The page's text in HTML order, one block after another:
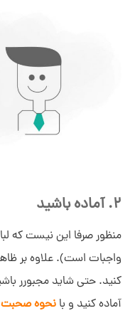
2. آماده باشید
منظور صرفا این نیست که
واجبات است). علاوه بر
کنید. حتی شاید مجبورر
آماده کنید و با نحوه صحبت